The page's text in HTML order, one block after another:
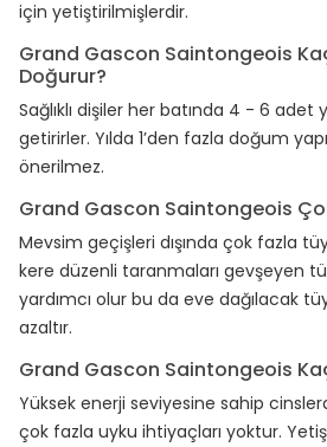
için yetiştirilmişlerdir.
Grand Gascon Saintongeois
Doğurur?
Sağlıklı dişiler her batında 4 - 6 adet
getirirler. Yılda 1’den fazla doğum
önerilmez.
Grand Gascon Saintongeois
Mevsim geçişleri dışında çok fazla
kere düzenli taranmaları gevşeyen
yardımcı olur bu da eve dağılacak
azaltır.
Grand Gascon Saintongeois
Yüksek enerji seviyesine sahip
çok fazla uyku ihtiyaçları yoktur.